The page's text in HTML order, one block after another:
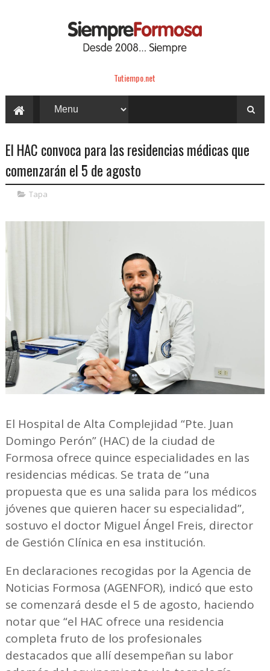
Tutiempo.net
El HAC convoca para las residencias médicas que
comenzarán el 5 de agosto
Tapa
El Hospital de Alta Complejidad “Pte. Juan
Domingo Perón” (HAC) de la ciudad de
Formosa ofrece quince especialidades en las
residencias médicas. Se trata de “una
propuesta que es una salida para los médicos
jóvenes que quieren hacer su especialidad”,
sostuvo el doctor Miguel Ángel Freis, director
de Gestión Clínica en esa institución.
En declaraciones recogidas por la Agencia de
Noticias Formosa (AGENFOR), indicó que esto
se comenzará desde el 5 de agosto, haciendo
notar que “el HAC ofrece una residencia
completa fruto de los profesionales
destacados que allí desempeñan su labor